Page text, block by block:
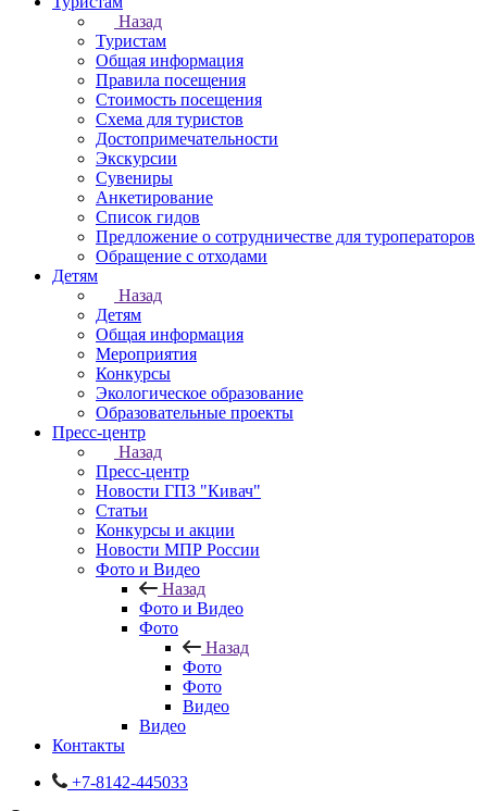
Назад
Туристам
Общая информация
Правила посещения
Стоимость посещения
Схема для туристов
Достопримечательности
Экскурсии
Сувениры
Анкетирование
Список гидов
Предложение о сотрудничестве для туроператоров
Обращение с отходами
Детям
Назад
Детям
Общая информация
Мероприятия
Конкурсы
Экологическое образование
Образовательные проекты
Пресс-центр
Назад
Пресс-центр
Новости ГПЗ "Кивач"
Статьи
Конкурсы и акции
Новости МПР России
Фото и Видео
Назад
Фото и Видео
Фото
Назад
Фото
Фото
Видео
Видео
Контакты
+7-8142-445033